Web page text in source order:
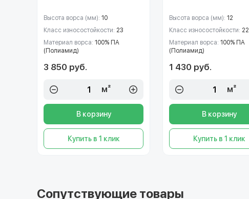
Высота ворса (мм): 10
Класс износостойкости: 23
Материал ворса: 100% ПА
(Полиамид)
3 850 руб.
м²
В корзину
Купить в 1 клик
Высота ворса (мм): 12
Класс износостойкости: 22
Материал ворса: 100% ПА
(Полиамид)
1 430 руб.
м²
В корзину
Купить в 1 клик
Сопутствующие товары